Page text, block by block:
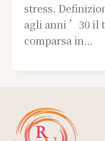
stress.
agli anni ’30 il
comparsa in…